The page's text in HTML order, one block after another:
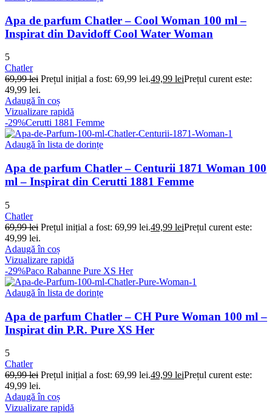
Apa de parfum Chatler – Cool Woman 100 ml –
Inspirat din Davidoff Cool Water Woman
5
Chatler
69,99lei Prețul inițial a fost: 69,99 lei.49,99 leiPrețul curent este:
49,99 lei.
Adaugă în coș
Vizualizare rapidă
-29%Cerutti 1881 Femme
Adaugă în lista de dorințe
Apa de parfum Chatler – Centurii 1871 Woman 100
ml – Inspirat din Cerutti 1881 Femme
5
Chatler
69,99lei Prețul inițial a fost: 69,99 lei.49,99 leiPrețul curent este:
49,99 lei.
Adaugă în coș
Vizualizare rapidă
-29%Paco Rabanne Pure XS Her
Adaugă în lista de dorințe
Apa de parfum Chatler – CH Pure Woman 100 ml –
Inspirat din P.R. Pure XS Her
5
Chatler
69,99lei Prețul inițial a fost: 69,99 lei.49,99 leiPrețul curent este:
49,99 lei.
Adaugă în coș
Vizualizare rapidă